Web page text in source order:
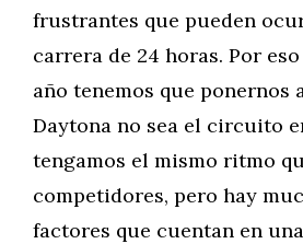
frustrantes que pueden
carrera de 24 horas. Por
año tenemos que ponernos
Daytona no sea el circuito
tengamos el mismo ritmo
competidores, pero hay
factores que cuentan en